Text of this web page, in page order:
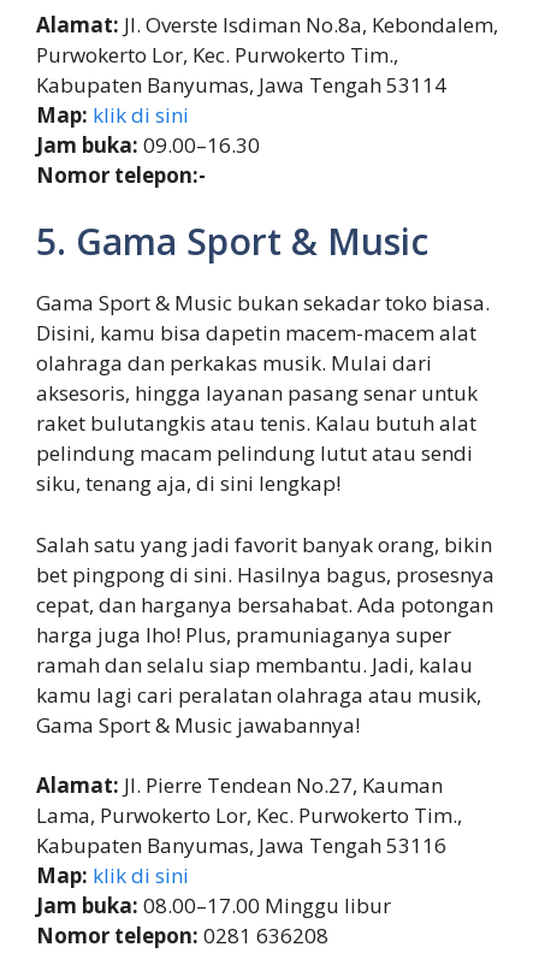
Alamat: Jl. Overste Isdiman No.8a, Kebondalem,
Purwokerto Lor, Kec. Purwokerto Tim.,
Kabupaten Banyumas, Jawa Tengah 53114
Map: klik di sini
Jam buka: 09.00–16.30
Nomor telepon:-
5. Gama Sport & Music
Gama Sport & Music bukan sekadar toko biasa.
Disini, kamu bisa dapetin macem-macem alat
olahraga dan perkakas musik. Mulai dari
aksesoris, hingga layanan pasang senar untuk
raket bulutangkis atau tenis. Kalau butuh alat
pelindung macam pelindung lutut atau sendi
siku, tenang aja, di sini lengkap!
Salah satu yang jadi favorit banyak orang, bikin
bet pingpong di sini. Hasilnya bagus, prosesnya
cepat, dan harganya bersahabat. Ada potongan
harga juga lho! Plus, pramuniaganya super
ramah dan selalu siap membantu. Jadi, kalau
kamu lagi cari peralatan olahraga atau musik,
Gama Sport & Music jawabannya!
Alamat: Jl. Pierre Tendean No.27, Kauman
Lama, Purwokerto Lor, Kec. Purwokerto Tim.,
Kabupaten Banyumas, Jawa Tengah 53116
Map: klik di sini
Jam buka: 08.00–17.00 Minggu libur
Nomor telepon: 0281 636208